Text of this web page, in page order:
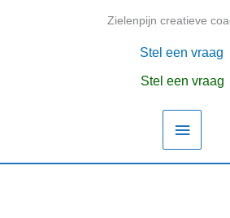
Zielenpijn creatieve
Stel een vraag
Stel een vraag